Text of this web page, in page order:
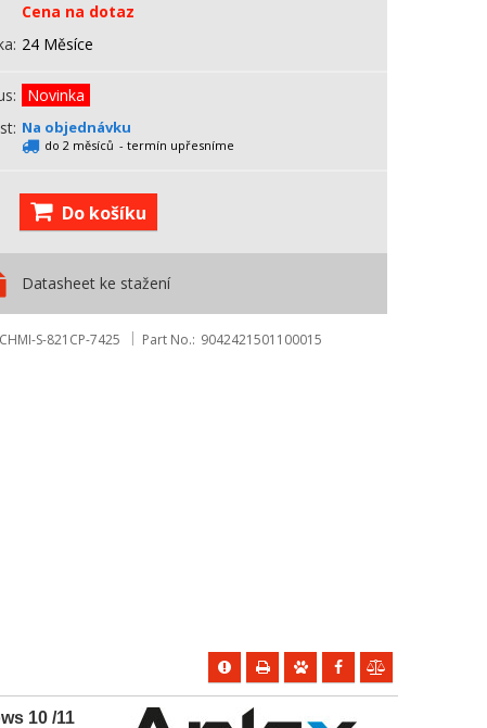
Cena na dotaz
24 Měsíce
Novinka
Na objednávku
do 2 měsíců - termín upřesníme
Do košíku
Datasheet ke stažení
S-821CP-7425 Part No. 9042421501100015
10 /11